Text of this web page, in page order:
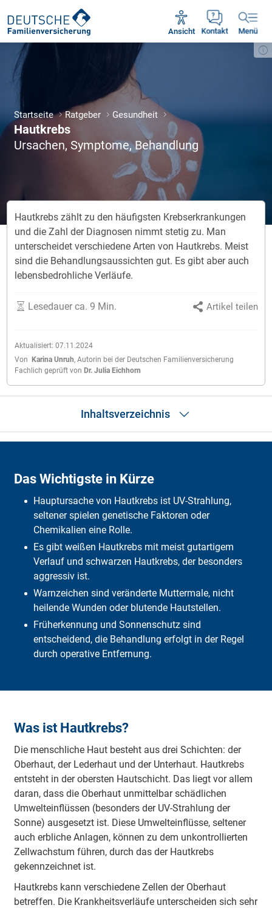
Kontakt
Ansicht Menü
Mo - Fr 09:00 - 18:30 Uhr
Startseite Ratgeber Gesundheit
Hautkrebs
Ursachen, Symptome, Behandlung
Hautkrebs zählt zu den häufigsten Krebserkrankungen
und die Zahl der Diagnosen nimmt stetig zu. Man
unterscheidet verschiedene Arten von Hautkrebs. Meist
sind die Behandlungsaussichten gut. Es gibt aber auch
lebensbedrohliche Verläufe.
Aktualisiert: 07.11.2024
Von
Karina Unruh, Autorin bei der Deutschen Familienversicherung
Fachlich geprüft von Dr. Julia Eichhorn
Lesedauer ca. 9 Min. Artikel teilen
Inhaltsverzeichnis
Arten
Sy­mpto­me
Diagnose
Behandlung
Was muss ich selbst bezahlen?
Was übernimmt die DFV?
Das Wichtigste in Kürze
Hauptursache von Hautkrebs ist UV-Strahlung,
seltener spielen genetische Faktoren oder
Chemikalien eine Rolle.
Es gibt weißen Hautkrebs mit meist gutartigem
Verlauf und schwarzen Hautkrebs, der besonders
aggressiv ist.
Warnzeichen sind veränderte Muttermale, nicht
heilende Wunden oder blutende Hautstellen.
Früherkennung und Sonnenschutz sind
entscheidend, die Behandlung erfolgt in der Regel
durch operative Entfernung.
Was ist Hautkrebs?
Die menschliche Haut besteht aus drei Schichten: der
Oberhaut, der Lederhaut und der Unterhaut. Hautkrebs
entsteht in der obersten Hautschicht. Das liegt vor allem
daran, dass die Oberhaut unmittelbar schädlichen
Umwelteinflüssen (besonders der UV-Strahlung der
Sonne) ausgesetzt ist. Diese Umwelteinflüsse, seltener
auch erbliche Anlagen, können zu dem unkontrollierten
Zellwachstum führen, durch das der Hautkrebs
gekennzeichnet ist.
Hautkrebs kann verschiedene Zellen der Oberhaut
betreffen. Die Krankheitsverläufe unterscheiden sich sehr